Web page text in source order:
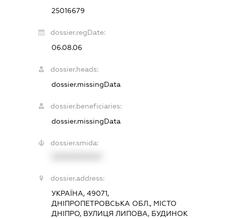
25016679
dossier.regDate:
06.08.06
dossier.heads:
dossier.missingData
dossier.beneficiaries:
dossier.missingData
dossier.smida:
dossier.address:
УКРАЇНА, 49071,
ДНІПРОПЕТРОВСЬКА ОБЛ., МІСТО
ДНІПРО, ВУЛИЦЯ ЛИПОВА, БУДИНОК